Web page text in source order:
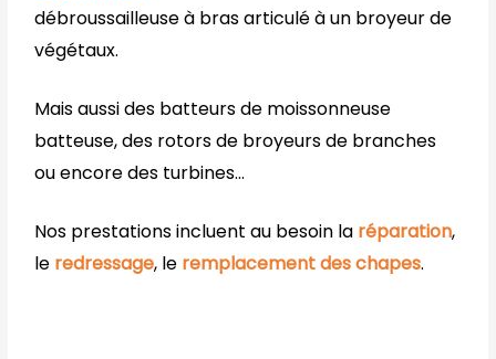
débroussailleuse à bras articulé à un broyeur de
végétaux.
Mais aussi des batteurs de moissonneuse
batteuse, des rotors de broyeurs de branches
ou encore des turbines…
Nos prestations incluent au besoin la réparation,
le redressage, le remplacement des chapes.